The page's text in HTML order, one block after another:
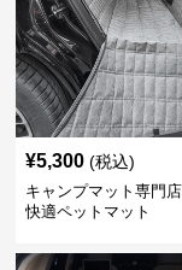
¥5,300 (税込)
キャンプマット専門
快適ペットマット